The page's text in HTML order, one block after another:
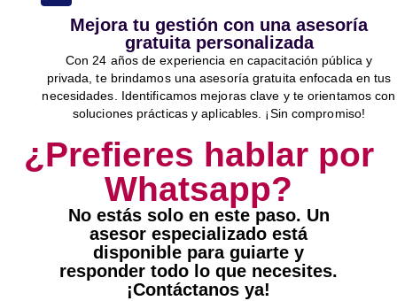
Mejora tu gestión con una asesoría
gratuita personalizada
Con 24 años de experiencia en capacitación pública y
privada, te brindamos una asesoría gratuita enfocada en tus
necesidades. Identificamos mejoras clave y te orientamos con
soluciones prácticas y aplicables. ¡Sin compromiso!
¿Prefieres hablar por
Whatsapp?
No estás solo en este paso. Un
asesor especializado está
disponible para guiarte y
responder todo lo que necesites.
¡Contáctanos ya!